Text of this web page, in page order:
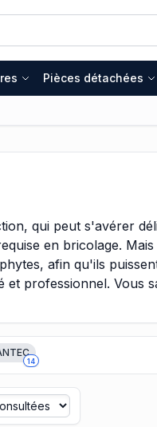
Pièces détachées
qui peut s'avérer
en bricolage.
afin qu'ils
professionnel. Vous
élargies à votre
de commande, que
de ce cas de figure.
Surtout s'il faut
montée au sein d'un
14